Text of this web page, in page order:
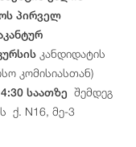
პირველ
კანდიდატის
კომისიასთან)
საათზე შემდეგ
ქ. N16, მე-3